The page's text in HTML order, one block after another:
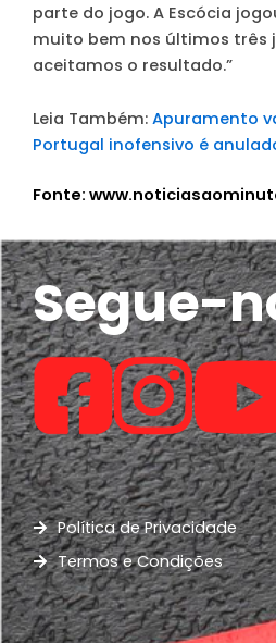
parte do jogo. A Escócia
muito bem nos últimos três
aceitamos o resultado.”
Leia Também: Apuramento
Portugal inofensivo é
Fonte:
Segue-
Política de Privacidade
Termos e Condições